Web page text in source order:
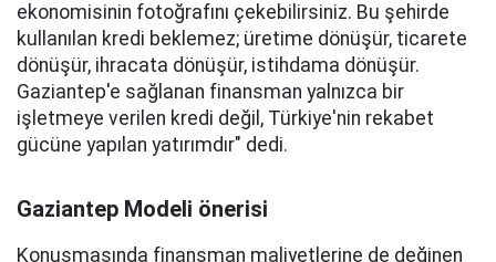
ekonomisinin fotoğrafını çekebilirsiniz. Bu şehirde
kullanılan kredi beklemez; üretime dönüşür, ticarete
dönüşür, ihracata dönüşür, istihdama dönüşür.
Gaziantep'e sağlanan finansman yalnızca bir
işletmeye verilen kredi değil, Türkiye'nin rekabet
gücüne yapılan yatırımdır" dedi.
Gaziantep Modeli önerisi
Konuşmasında finansman maliyetlerine de değinen